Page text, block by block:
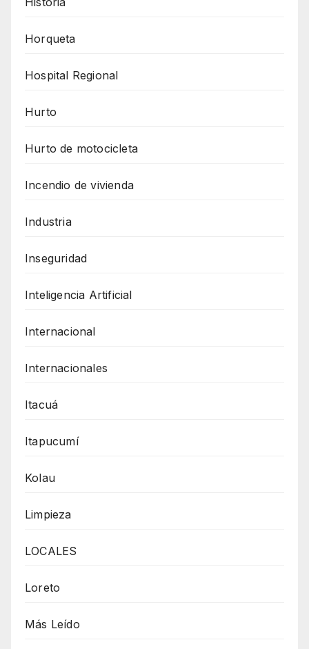
Horqueta
Hospital Regional
Hurto
Hurto de motocicleta
Incendio de vivienda
Industria
Inseguridad
Inteligencia Artificial
Internacional
Internacionales
Itacuá
Itapucumí
Kolau
Limpieza
LOCALES
Loreto
Más Leído